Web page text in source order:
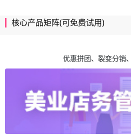
核心产品矩阵(可免费试用)